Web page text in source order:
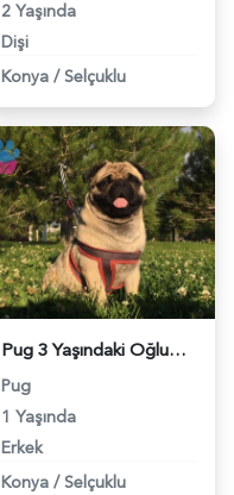
2 Yaşında
Dişi
Konya / Selçuklu
Pug 3 Yaşındaki Oğluma Dişi Eş Arıyorum - 5106
Pug
1 Yaşında
Erkek
Konya / Selçuklu